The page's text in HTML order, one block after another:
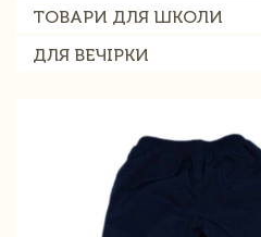
ТОВАРИ ДЛЯ ШКОЛИ
ДЛЯ ВЕЧІРКИ